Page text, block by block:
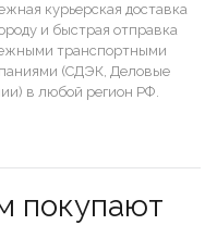
курьерская доставка
и быстрая отправка
транспортными
(СДЭК, Деловые
в любой регион РФ.
покупают